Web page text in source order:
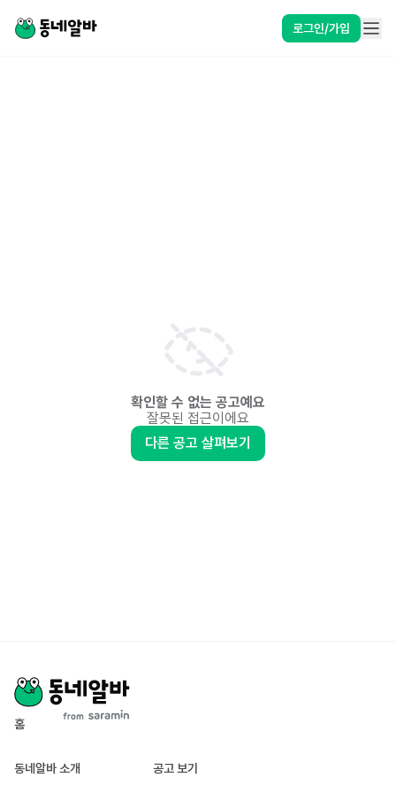
로그인/가입
확인할 수 없는 공고예요
잘못된 접근이에요
다른 공고 살펴보기
홈
동네알바 소개 공고 보기